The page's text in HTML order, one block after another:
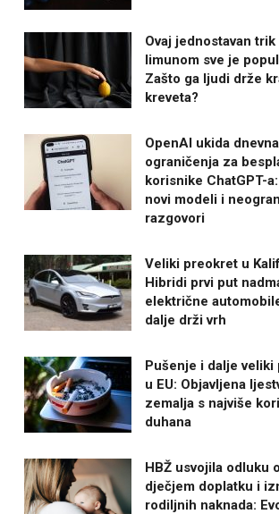
Ovaj jednostavan trik
limunom sve je
Zašto ga ljudi drže
kreveta?
OpenAI ukida dnevna
ograničenja za
korisnike ChatGPT-
novi modeli i
razgovori
Veliki preokret u
Hibridi prvi put
električne
dalje drži vrh
Pušenje i dalje veliki
u EU: Objavljena
zemalja s najviše
duhana
HBŽ usvojila odluku o
dječjem doplatku i
rodiljnih naknada: